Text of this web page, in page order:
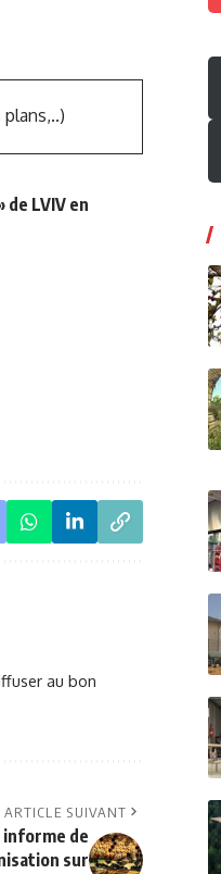
LVIV en
au bon
ARTICLE SUIVANT
informe de
sur